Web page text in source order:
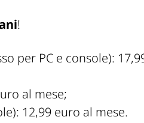
!
per PC e console):
al mese;
12,99 euro al mese.